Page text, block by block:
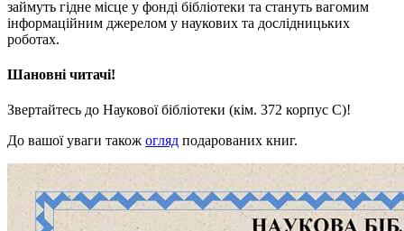
займуть гідне місце у фонді бібліотеки та стануть вагомим
інформаційним джерелом у наукових та дослідницьких
роботах.
Шановні читачі!
Звертайтесь до Наукової бібліотеки (кім. 372 корпус С)!
До вашої уваги також огляд подарованих книг.